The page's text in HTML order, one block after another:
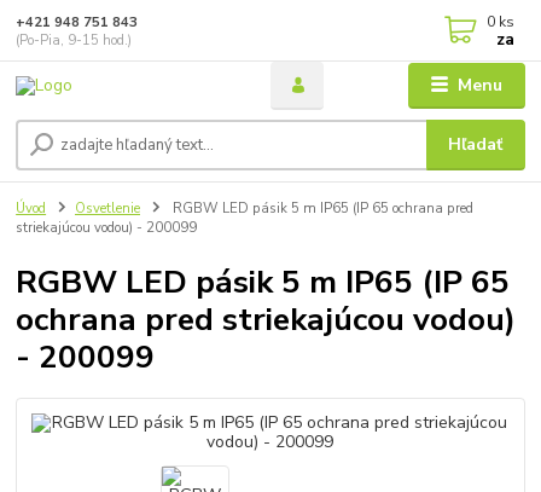
Menu
Hľadať
+421 948 751 843
(Po-Pia, 9-15 hod.)
0 ks
za
Úvod Osvetlenie
RGBW LED pásik 5 m IP65 (IP 65 ochrana pred
striekajúcou vodou) - 200099
RGBW LED pásik 5 m IP65 (IP 65
ochrana pred striekajúcou vodou)
- 200099